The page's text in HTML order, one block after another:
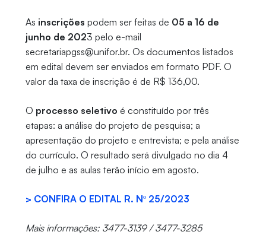
As inscrições podem ser feitas de 05 a 16 de
junho de 2023 pelo e-mail
secretariapgss@unifor.br. Os documentos listados
em edital devem ser enviados em formato PDF. O
valor da taxa de inscrição é de R$ 136,00.
O processo seletivo é constituído por três
etapas: a análise do projeto de pesquisa; a
apresentação do projeto e entrevista; e pela análise
do currículo. O resultado será divulgado no dia 4
de julho e as aulas terão início em agosto.
> CONFIRA O EDITAL R. Nº 25/2023
Mais informações: 3477-3139 / 3477-3285